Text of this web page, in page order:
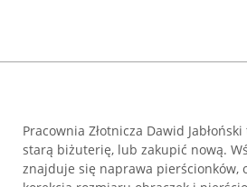
Pracownia Złotnicza Dawid
starą biżuterię, lub zakupić nową.
znajduje się naprawa pierścionków,